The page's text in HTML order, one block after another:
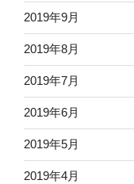
2019年9月
2019年8月
2019年7月
2019年6月
2019年5月
2019年4月